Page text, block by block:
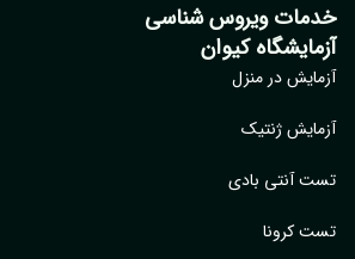
ویروس شناسی
کیوان
در منزل
ژنتیک
آنتی بادی
کرونا